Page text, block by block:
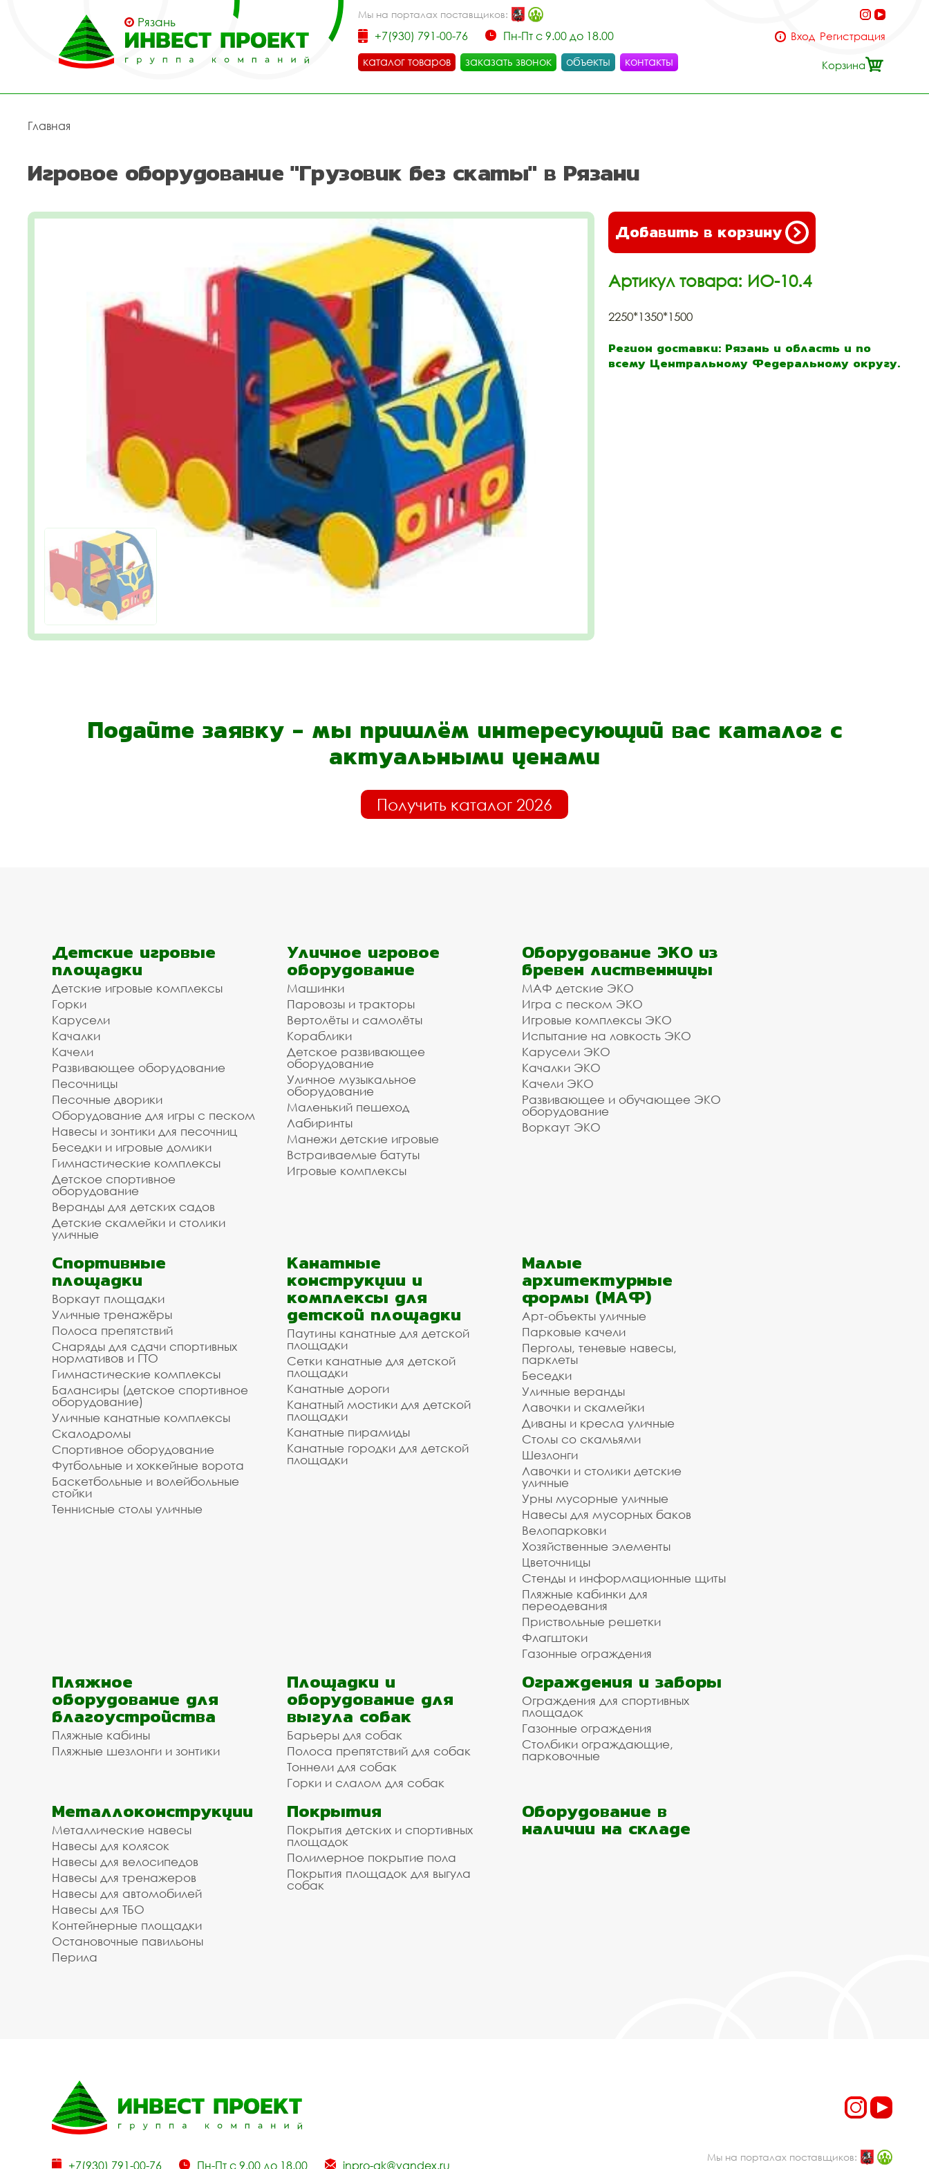
Рязань
Мы на порталах поставщиков:
+7(930) 791-00-76
Пн-Пт с 9.00 до 18.00
каталог товаров
заказать звонок объекты контакты
Вход Регистрация
Корзина
Главная
Игровое оборудование "Грузовик без скаты" в Рязани
Добавить в корзину
Артикул товара: ИО-10.4
2250*1350*1500
Регион доставки: Рязань и область и по
всему Центральному Федеральному округу.
Подайте заявку - мы пришлём интересующий вас каталог с
актуальными ценами
Получить каталог 2026
Детские игровые
площадки
Детские игровые комплексы
Горки
Карусели
Качалки
Качели
Развивающее оборудование
Песочницы
Песочные дворики
Оборудование для игры с песком
Навесы и зонтики для песочниц
Беседки и игровые домики
Гимнастические комплексы
Детское спортивное
оборудование
Веранды для детских садов
Детские скамейки и столики
уличные
Уличное игровое
оборудование
Машинки
Паровозы и тракторы
Вертолёты и самолёты
Кораблики
Детское развивающее
оборудование
Уличное музыкальное
оборудование
Маленький пешеход
Лабиринты
Манежи детские игровые
Встраиваемые батуты
Игровые комплексы
Оборудование ЭКО из
бревен лиственницы
МАФ детские ЭКО
Игра с песком ЭКО
Игровые комплексы ЭКО
Испытание на ловкость ЭКО
Карусели ЭКО
Качалки ЭКО
Качели ЭКО
Развивающее и обучающее ЭКО
оборудование
Воркаут ЭКО
Спортивные
площадки
Воркаут площадки
Уличные тренажёры
Полоса препятствий
Снаряды для сдачи спортивных
нормативов и ГТО
Гимнастические комплексы
Балансиры (детское спортивное
оборудование)
Уличные канатные комплексы
Скалодромы
Спортивное оборудование
Футбольные и хоккейные ворота
Баскетбольные и волейбольные
стойки
Теннисные столы уличные
Канатные
конструкции и
комплексы для
детской площадки
Паутины канатные для детской
площадки
Сетки канатные для детской
площадки
Канатные дороги
Канатный мостики для детской
площадки
Канатные пирамиды
Канатные городки для детской
площадки
Малые
архитектурные
формы (МАФ)
Арт-объекты уличные
Парковые качели
Перголы, теневые навесы,
парклеты
Беседки
Уличные веранды
Лавочки и скамейки
Диваны и кресла уличные
Столы со скамьями
Шезлонги
Лавочки и столики детские
уличные
Урны мусорные уличные
Навесы для мусорных баков
Велопарковки
Хозяйственные элементы
Цветочницы
Стенды и информационные щиты
Пляжные кабинки для
переодевания
Приствольные решетки
Флагштоки
Газонные ограждения
Пляжное
оборудование для
благоустройства
Пляжные кабины
Пляжные шезлонги и зонтики
Площадки и
оборудование для
выгула собак
Барьеры для собак
Полоса препятствий для собак
Тоннели для собак
Горки и слалом для собак
Ограждения и заборы
Ограждения для спортивных
площадок
Газонные ограждения
Столбики ограждающие,
парковочные
Металлоконструкции
Металлические навесы
Навесы для колясок
Навесы для велосипедов
Навесы для тренажеров
Навесы для автомобилей
Навесы для ТБО
Контейнерные площадки
Остановочные павильоны
Перила
Покрытия
Покрытия детских и спортивных
площадок
Полимерное покрытие пола
Покрытия площадок для выгула
собак
Оборудование в
наличии на складе
+7(930) 791-00-76 Пн-Пт с 9.00 до 18.00 inpro-gk@yandex.ru
Мы на порталах поставщиков: